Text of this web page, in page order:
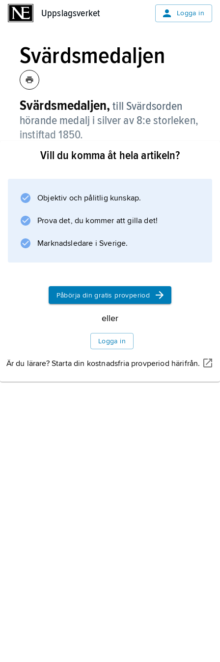
Uppslagsverket Logga in
Svärdsmedaljen
Svärdsmedaljen, till Svärdsorden
hörande medalj i silver av 8:e storleken,
instiftad 1850.
Medaljen utdelades till manskap som korpral,
plutonsofficerare.
Information om artikeln
Vill du komma åt hela artikeln?
Objektiv och pålitlig kunskap.
Prova det, du kommer att gilla det!
Marknadsledare i Sverige.
Påbörja din gratis provperiod
eller
Logga in
Är du lärare? Starta din kostnadsfria provperiod härifrån.